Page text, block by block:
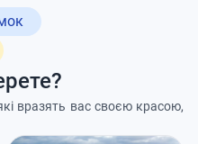
вразять вас своєю красою,